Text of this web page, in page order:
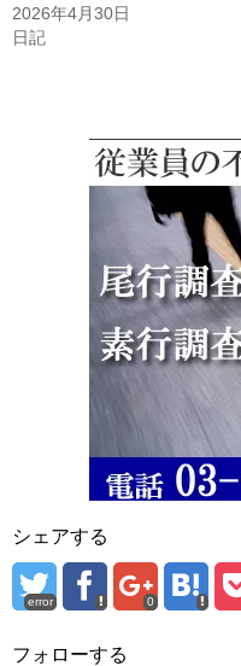
2026年4月30日
日記
シェアする
error 0
フォローする